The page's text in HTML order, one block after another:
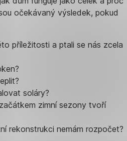
očekávaný výsledek, pokud
příležitosti a ptali se nás zcela
soláry?
zimní sezony tvoří
rekonstrukci nemám rozpočet?